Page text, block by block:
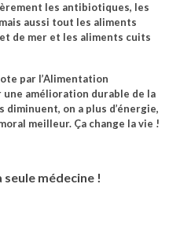
les antibiotiques, les
aussi tout les aliments
de mer et les aliments cuits
par l’Alimentation
amélioration durable de la
diminuent, on a plus d’énergie,
meilleur. Ça change la vie !
médecine !